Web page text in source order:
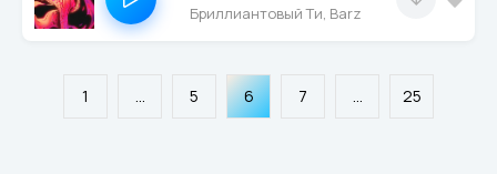
Бриллиантовый Ти, Barz
1 ... 5 6 7 ... 25